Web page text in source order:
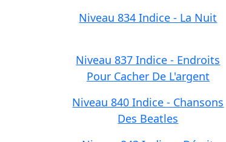
Niveau 834 Indice - La Nuit
Niveau 837 Indice - Endroits
Pour Cacher De L'argent
Niveau 840 Indice - Chansons
Des Beatles